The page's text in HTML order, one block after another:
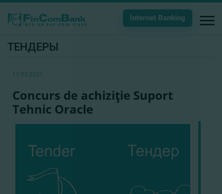
Internet Banking
ТЕНДЕРЫ
11.03.2021
Concurs de achiziţie Suport
Tehnic Oracle